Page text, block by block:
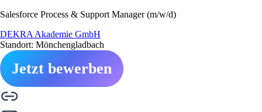
Salesforce Process & Support Manager (m/w/d)
DEKRA Akademie GmbH
Standort: Mönchengladbach
Jetzt bewerben